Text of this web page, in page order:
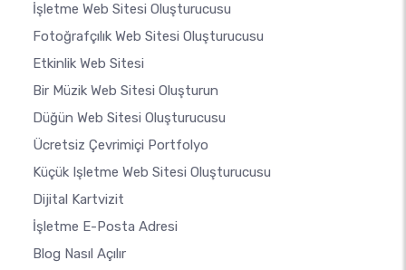
İşletme Web Sitesi Oluşturucusu
Fotoğrafçılık Web Sitesi Oluşturucusu
Etkinlik Web Sitesi
Bir Müzik Web Sitesi Oluşturun
Düğün Web Sitesi Oluşturucusu
Ücretsiz Çevrimiçi Portfolyo
Küçük Işletme Web Sitesi Oluşturucusu
Dijital Kartvizit
İşletme E-Posta Adresi
Blog Nasıl Açılır